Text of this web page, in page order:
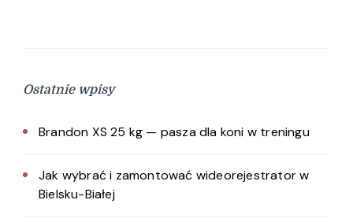
Ostatnie wpisy
Brandon XS 25 kg — pasza dla koni w treningu
Jak wybrać i zamontować wideorejestrator w
Bielsku-Białej